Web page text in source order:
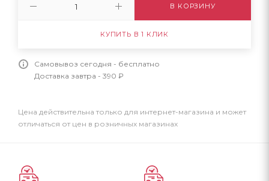
В КОРЗИНУ
КУПИТЬ В 1 КЛИК
Самовывоз сегодня - бесплатно
Доставка завтра - 390 ₽
Цена действительна только для интернет-магазина и может
отличаться от цен в розничных магазинах